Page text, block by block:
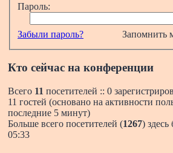
Пароль:
Забыли пароль? Запомнить
Кто сейчас на конференции
Всего 11 посетителей :: 0
11 гостей (основано на активности
последние 5 минут)
Больше всего посетителей (1267)
05:33